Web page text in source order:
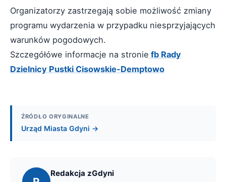
Organizatorzy zastrzegają sobie możliwość zmiany
programu wydarzenia w przypadku niesprzyjających
warunków pogodowych.
Szczegółówe informacje na stronie fb Rady
Dzielnicy Pustki Cisowskie-Demptowo
ŹRÓDŁO ORYGINALNE
Urząd Miasta Gdyni →
Redakcja zGdyni